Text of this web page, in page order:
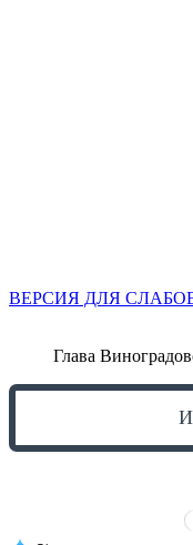
ВЕРСИЯ ДЛЯ
Глава